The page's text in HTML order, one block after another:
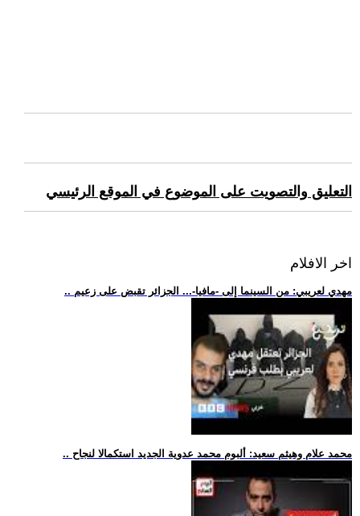
التعليق والتصويت على الموضوع في الموقع الرئيسي
اخر الافلام
.. مهدي لعريبي: من السينما إلى -مافيا-... الجزائر تقبض على زعيم
.. محمد علام وهيثم سعيد: ألبوم محمد عدوية الجديد استكمالا لنجاح